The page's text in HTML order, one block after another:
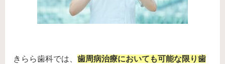
きらら歯科では、 歯周病治療においても可能な限り歯